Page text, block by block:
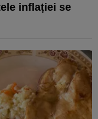
inflației se